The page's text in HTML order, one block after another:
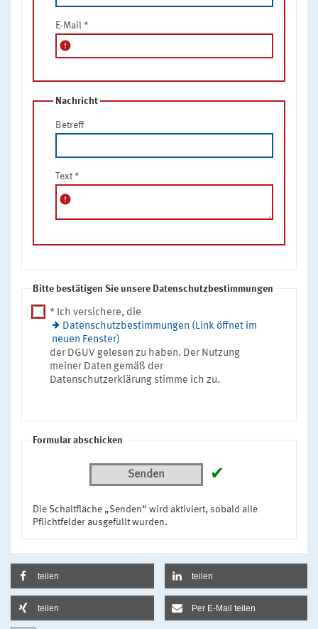
E-Mail *
error
Nachricht
Betreff
Text *
error
Bitte bestätigen Sie unsere Datenschutzbestimmungen
* Ich versichere, die
Datenschutzbestimmungen (Link öffnet im
neuen Fenster)
der DGUV gelesen zu haben. Der Nutzung
meiner Daten gemäß der
Datenschutzerklärung stimme ich zu.
Formular abschicken
Senden ✔
Die Schaltfläche „Senden“ wird aktiviert, sobald alle
Pflichtfelder ausgefüllt wurden.
teilen teilen
teilen Per E-Mail teilen